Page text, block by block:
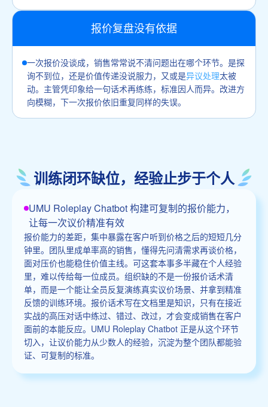
报价复盘没有依据
一次报价没谈成，销售常常说不清问题出在哪个环节。是探
询不到位，还是价值传递没说服力，又或是异议处理太被
动。主管凭印象给一句话术再练练，标准因人而异。改进方
向模糊，下一次报价依旧重复同样的失误。
训练闭环缺位，经验止步于个人
UMU Roleplay Chatbot 构建可复制的报价能力，
让每一次议价精准有效
报价能力的差距，集中暴露在客户听到价格之后的短短几分
钟里。团队里成单率高的销售，懂得先问清需求再谈价格，
面对压价也能稳住价值主线。可这套本事多半藏在个人经验
里，难以传给每一位成员。组织缺的不是一份报价话术清
单，而是一个能让全员反复演练真实议价场景、并拿到精准
反馈的训练环境。报价话术写在文档里是知识，只有在接近
实战的高压对话中练过、错过、改过，才会变成销售在客户
面前的本能反应。UMU Roleplay Chatbot 正是从这个环节
切入，让议价能力从少数人的经验，沉淀为整个团队都能验
证、可复制的标准。